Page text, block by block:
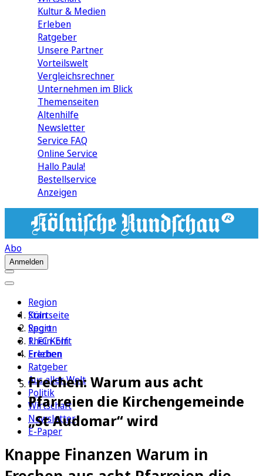
Kultur & Medien
Erleben
Ratgeber
Unsere Partner
Vorteilswelt
Vergleichsrechner
Unternehmen im Blick
Themenseiten
Altenhilfe
Newsletter
Service FAQ
Online Service
Hallo Paula!
Bestellservice
Anzeigen
Abo
Anmelden
Region
Köln
Sport
1. FC Köln
Erleben
Ratgeber
Aus aller Welt
Politik
Wirtschaft
Newsletter
E-Paper
Startseite
Region
Rhein-Erft
Frechen
Frechen: Warum aus acht
Pfarreien die Kirchengemeinde
„St Audomar“ wird
Knappe Finanzen Warum in